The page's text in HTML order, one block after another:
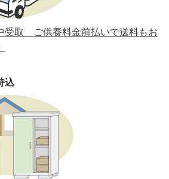
祭平成30年11月28日(水)
平成30年5月23日(水)
平成29年6月14日(水)
祭平成28年12月15日(木)
平成28年6月16日(木)
平成27年11月27日
取 ご供養料金前払いで送料もお
込